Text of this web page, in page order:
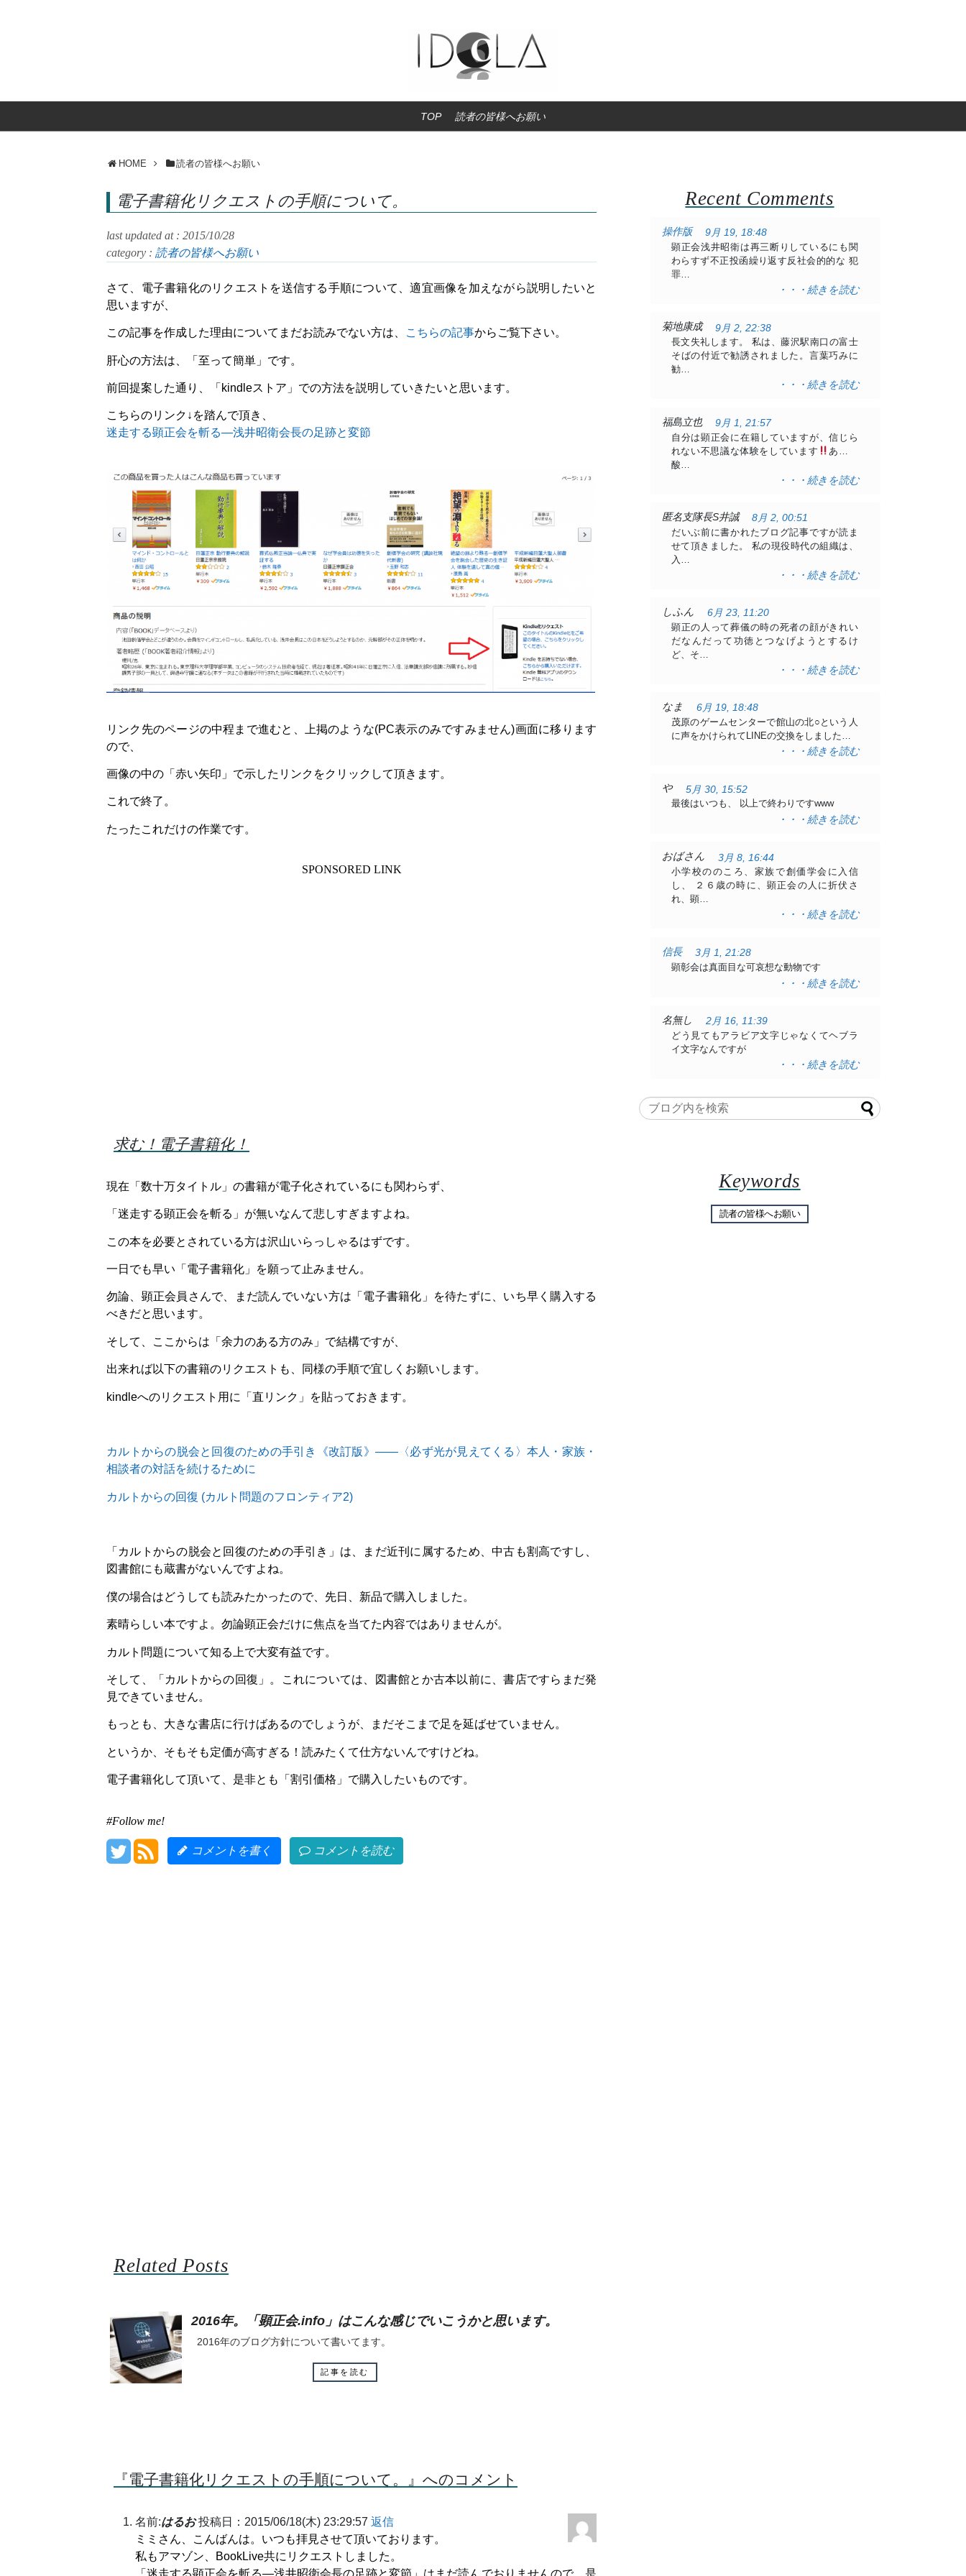
TOP 読者の皆様へお願い
HOME 読者の皆様へお願い
電子書籍化リクエストの手順について。
last updated at : 2015/10/28
category : 読者の皆様へお願い
さて、電子書籍化のリクエストを送信する手順について、適宜画像を加えながら説明したいと
思いますが、
この記事を作成した理由についてまだお読みでない方は、 こちらの記事からご覧下さい。
肝心の方法は、「至って簡単」です。
前回提案した通り、「kindleストア」での方法を説明していきたいと思います。
こちらのリンク↓を踏んで頂き、
迷走する顕正会を斬る―浅井昭衛会長の足跡と変節
リンク先のページの中程まで進むと、上掲のような(PC表示のみですみません)画面に移ります
ので、
画像の中の「赤い矢印」で示したリンクをクリックして頂きます。
これで終了。
たったこれだけの作業です。
SPONSORED LINK
求む！電子書籍化！
現在「数十万タイトル」の書籍が電子化されているにも関わらず、
「迷走する顕正会を斬る」が無いなんて悲しすぎますよね。
この本を必要とされている方は沢山いらっしゃるはずです。
一日でも早い「電子書籍化」を願って止みません。
勿論、顕正会員さんで、まだ読んでいない方は「電子書籍化」を待たずに、いち早く購入する
べきだと思います。
そして、ここからは「余力のある方のみ」で結構ですが、
出来れば以下の書籍のリクエストも、同様の手順で宜しくお願いします。
kindleへのリクエスト用に「直リンク」を貼っておきます。
カルトからの脱会と回復のための手引き《改訂版》――〈必ず光が見えてくる〉本人・家族・
相談者の対話を続けるために
カルトからの回復 (カルト問題のフロンティア2)
「カルトからの脱会と回復のための手引き」は、まだ近刊に属するため、中古も割高ですし、
図書館にも蔵書がないんですよね。
僕の場合はどうしても読みたかったので、先日、新品で購入しました。
素晴らしい本ですよ。勿論顕正会だけに焦点を当てた内容ではありませんが。
カルト問題について知る上で大変有益です。
そして、「カルトからの回復」。これについては、図書館とか古本以前に、書店ですらまだ発
見できていません。
もっとも、大きな書店に行けばあるのでしょうが、まだそこまで足を延ばせていません。
というか、そもそも定価が高すぎる！読みたくて仕方ないんですけどね。
電子書籍化して頂いて、是非とも「割引価格」で購入したいものです。
#Follow me!
コメントを書く コメントを読む
Related Posts
2016年。「顕正会.info」はこんな感じでいこうかと思います。
2016年のブログ方針について書いてます。
記事を読む
『電子書籍化リクエストの手順について。』へのコメント
名前:はるお 投稿日：2015/06/18(木) 23:29:57 返信
ミミさん、こんばんは。いつも拝見させて頂いております。
私もアマゾン、BookLive共にリクエストしました。
「迷走する顕正会を斬る―浅井昭衛会長の足跡と変節」はまだ読んでおりませんので、是
Recent Comments
操作版
9月 19, 18:48
顕正会浅井昭衛は再三断りしているにも関
わらすず不正投函繰り返す反社会的的な 犯
罪…
・・・続きを読む
菊地康成
9月 2, 22:38
長文失礼します。 私は、藤沢駅南口の富士
そばの付近で勧誘されました。言葉巧みに
勧…
・・・続きを読む
福島立也
9月 1, 21:57
自分は顕正会に在籍していますが、信じら
れない不思議な体験をしています
ある日
酸…
・・・続きを読む
匿名支隊長S井誠
8月 2, 00:51
だいぶ前に書かれたブログ記事ですが読ま
せて頂きました。 私の現役時代の組織は、
入…
・・・続きを読む
しふん
6月 23, 11:20
顕正の人って葬儀の時の死者の顔がきれい
だなんだって功徳とつなげようとするけ
ど、そ…
・・・続きを読む
なま
6月 19, 18:48
茂原のゲームセンターで館山の北○という人
に声をかけられてLINEの交換をしました…
・・・続きを読む
や
5月 30, 15:52
最後はいつも、 以上で終わりですwww
・・・続きを読む
おばさん
3月 8, 16:44
小学校ののころ、家族で創価学会に入信
し、 ２６歳の時に、顕正会の人に折伏さ
れ、顕…
・・・続きを読む
信長
3月 1, 21:28
顕彰会は真面目な可哀想な動物です
・・・続きを読む
名無し
2月 16, 11:39
どう見てもアラビア文字じゃなくてヘブラ
イ文字なんですが
・・・続きを読む
Keywords
読者の皆様へお願い